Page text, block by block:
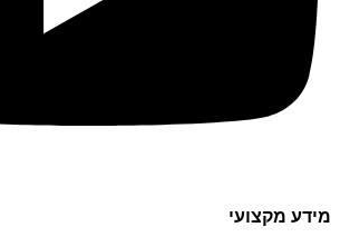
מידע מקצועי